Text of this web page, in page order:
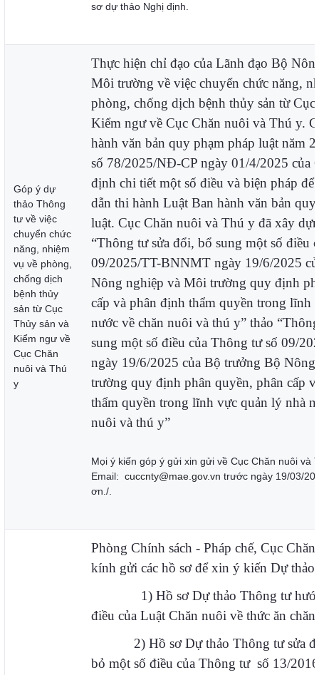
sơ dự thảo Nghị định.
Góp ý dự
thảo Thông
tư về việc
chuyển chức
năng, nhiệm
vụ về phòng,
chống dịch
bệnh thủy
sản từ Cục
Thủy sản và
Kiểm ngư về
Cục Chăn
nuôi và Thú
y
Thực hiện chỉ đạo của Lãnh đạo Bộ
Môi trường về việc chuyển chức năng,
phòng, chống dịch bệnh thủy sản từ
Kiểm ngư về Cục Chăn nuôi và Thú y.
hành văn bản quy phạm pháp luật năm
số 78/2025/NĐ-CP ngày 01/4/2025 của
định chi tiết một số điều và biện pháp
dẫn thi hành Luật Ban hành văn bản
luật. Cục Chăn nuôi và Thú y đã xây
“Thông tư sửa đổi, bổ sung một số điều
09/2025/TT-BNNMT ngày 19/6/2025
Nông nghiệp và Môi trường quy định
cấp và phân định thẩm quyền trong lĩnh
nước về chăn nuôi và thú y” thảo
sung một số điều của Thông tư số 09/
ngày 19/6/2025 của Bộ trưởng Bộ
trường quy định phân quyền, phân cấp
thẩm quyền trong lĩnh vực quản lý nhà
nuôi và thú y”
Mọi ý kiến góp ý gửi xin gửi về Cục Chăn nuôi và
Email: cuccnty@mae.gov.vn trước ngày 19/03/
ơn./.
Phòng Chính sách - Pháp chế, Cục
kính gửi các hồ sơ để xin ý kiến Dự thảo:
1) Hồ sơ Dự thảo Thông tư
điều của Luật Chăn nuôi về thức ăn
2) Hồ sơDự thảo Thông tư sửa
bỏ một số điều của Thông tư số 13/